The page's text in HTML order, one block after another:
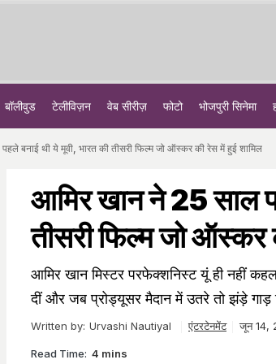
बॉलीवुड टेलीविज़न वेब सीरीज़ फोटो भोजपुरी सिनेमा
बनाई थी ये मूवी, भारत की तीसरी फिल्म जो ऑस्कर की रेस में हुई शामिल
आमिर खान ने 25 साल
तीसरी फिल्म जो ऑस्कर
आमिर खान मिस्टर परफेक्शनिस्ट यूं ही नहीं
दीं और जब प्रोड्यूसर मैदान में उतरे तो झंड़े गाड़
Written by: Urvashi Nautiyal एंटरटेनमेंट जून 14,
Read Time: 4 mins